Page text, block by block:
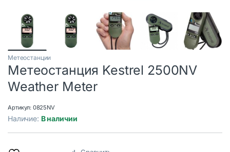
Метеостанции
Метеостанция Kestrel 2500NV
Weather Meter
Артикул: 0825NV
Наличие: В наличии